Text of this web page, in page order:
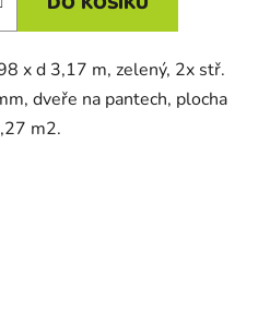
x d 3,17 m, zelený, 2x stř.
dveře na pantech, plocha
m2.